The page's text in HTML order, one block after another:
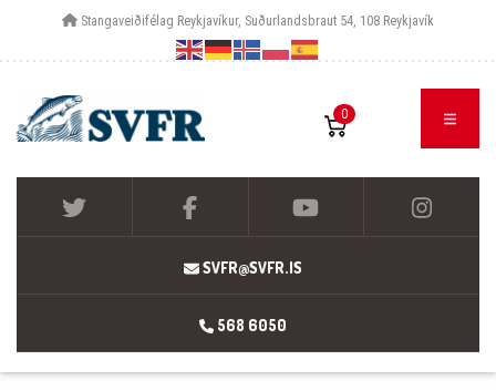
Stangaveiðifélag Reykjavíkur, Suðurlandsbraut 54, 108 Reykjavík
0
SVFR@SVFR.IS
568 6050